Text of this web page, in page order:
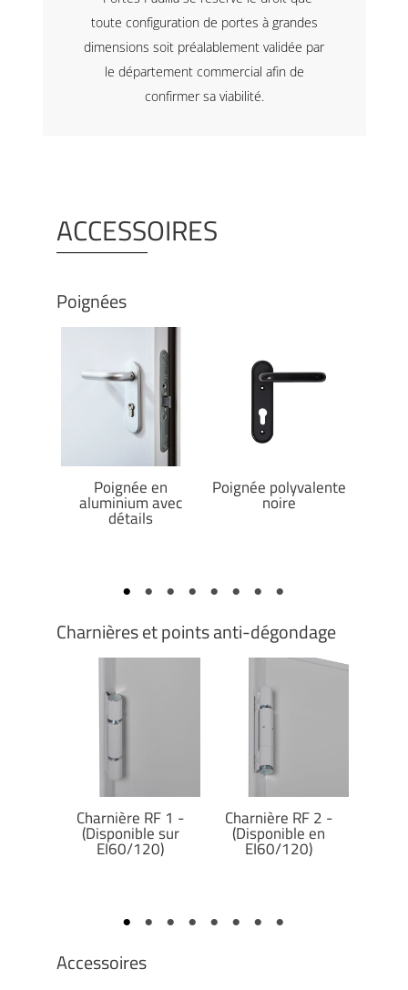
toute configuration de portes à grandes
dimensions soit préalablement validée par
le département commercial afin de
confirmer sa viabilité.
ACCESSOIRES
Poignées
Poignée en
aluminium avec
détails
Poignée polyvalente
noire
Charnières et points anti-dégondage
Charnière RF 1 -
(Disponible sur
EI60/120)
Charnière RF 2 -
(Disponible en
EI60/120)
Accessoires